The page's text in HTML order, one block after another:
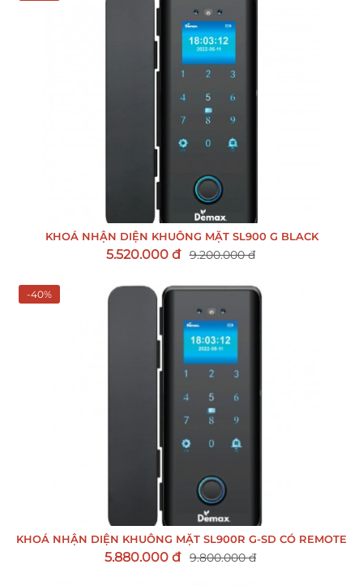
KHOÁ NHẬN DIỆN KHUÔNG MẶT SL900 G BLACK
5.520.000 đ 9.200.000 đ
-40%
KHOÁ NHẬN DIỆN KHUÔNG MẶT SL900R G-SD CÓ REMOTE
5.880.000 đ 9.800.000 đ